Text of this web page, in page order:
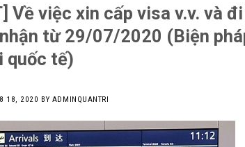
Về việc xin cấp visa v.v. và
từ 29/07/2020 (Biện
quốc tế)
18, 2020 BY ADMINQUANTRI